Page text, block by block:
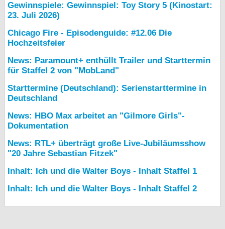
Gewinnspiele: Gewinnspiel: Toy Story 5 (Kinostart:
23. Juli 2026)
Chicago Fire - Episodenguide: #12.06 Die
Hochzeitsfeier
News: Paramount+ enthüllt Trailer und Starttermin
für Staffel 2 von "MobLand"
Starttermine (Deutschland): Serienstarttermine in
Deutschland
News: HBO Max arbeitet an "Gilmore Girls"-
Dokumentation
News: RTL+ überträgt große Live-Jubiläumsshow
"20 Jahre Sebastian Fitzek"
Inhalt: Ich und die Walter Boys - Inhalt Staffel 1
Inhalt: Ich und die Walter Boys - Inhalt Staffel 2